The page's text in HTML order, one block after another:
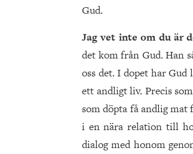
Gud.
Jag vet inte om du är
det kom från Gud. Han
oss det. I dopet har Gud
ett andligt liv. Precis
som döpta få andlig mat
i en nära relation till
dialog med honom